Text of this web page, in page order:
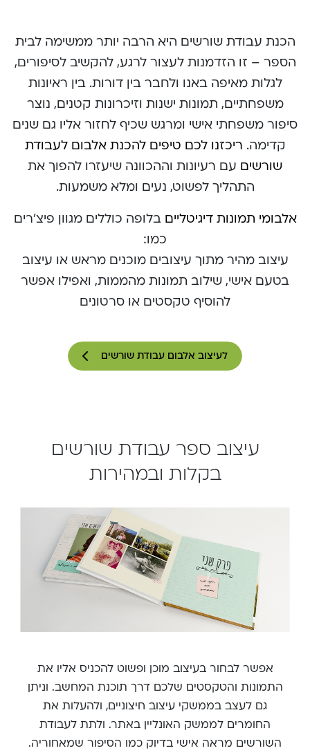
הכנת עבודת שורשים היא הרבה יותר ממשימה לבית
הספר – זו הזדמנות לעצור לרגע, להקשיב לסיפורים,
לגלות מאיפה באנו ולחבר בין דורות. בין ראיונות
משפחתיים, תמונות ישנות וזיכרונות קטנים, נוצר
סיפור משפחתי אישי ומרגש שכיף לחזור אליו גם שנים
קדימה. ריכזנו לכם טיפים להכנת אלבום לעבודת
שורשים עם רעיונות וההכוונה שיעזרו להפוך את
התהליך לפשוט, נעים ומלא משמעות.
אלבומי תמונות דיגיטליים בלופה כוללים מגוון פיצ'רים
כמו:
עיצוב מהיר מתוך עיצובים מוכנים מראש או עיצוב
בטעם אישי, שילוב תמונות מהממות, ואפילו אפשר
להוסיף טקסטים או סרטונים
לעיצוב אלבום עבודת שורשים
עיצוב ספר עבודת שורשים
בקלות ובמהירות
אפשר לבחור בעיצוב מוכן ופשוט להכניס אליו את
התמונות והטקסטים שלכם דרך תוכנת המחשב. וניתן
גם לעצב בממשקי עיצוב חיצוניים, ולהעלות את
החומרים לממשק האונליין באתר. ולתת לעבודת
השורשים מראה אישי בדיוק כמו הסיפור שמאחוריה.